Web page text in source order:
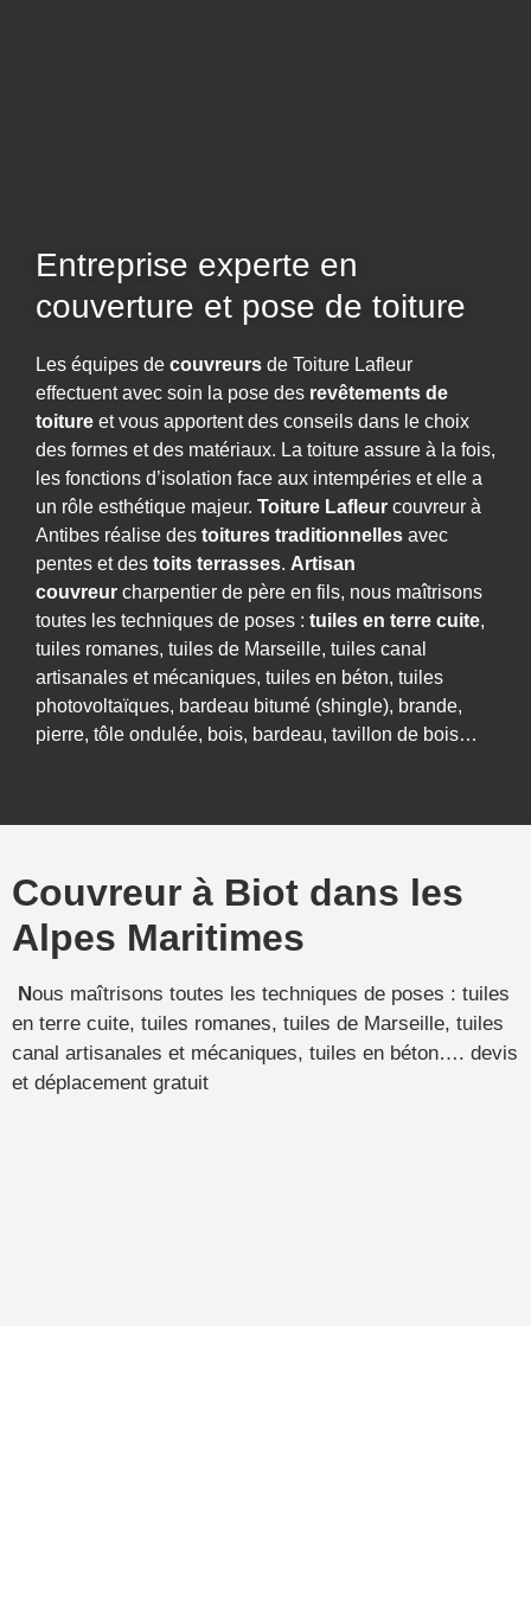
Entreprise experte en
couverture et pose de toiture
Les équipes de couvreurs de Toiture Lafleur
effectuent avec soin la pose des revêtements de
toiture et vous apportent des conseils dans le choix
des formes et des matériaux. La toiture assure à la fois,
les fonctions d’isolation face aux intempéries et elle a
un rôle esthétique majeur. Toiture Lafleur couvreur à
Antibes réalise des toitures traditionnelles avec
pentes et des toits terrasses. Artisan
couvreur charpentier de père en fils, nous maîtrisons
toutes les techniques de poses : tuiles en terre cuite,
tuiles romanes, tuiles de Marseille, tuiles canal
artisanales et mécaniques, tuiles en béton, tuiles
photovoltaïques, bardeau bitumé (shingle), brande,
pierre, tôle ondulée, bois, bardeau, tavillon de bois…
Couvreur à Biot dans les
Alpes Maritimes
Nous maîtrisons toutes les techniques de poses : tuiles
en terre cuite, tuiles romanes, tuiles de Marseille, tuiles
canal artisanales et mécaniques, tuiles en béton…. devis
et déplacement gratuit